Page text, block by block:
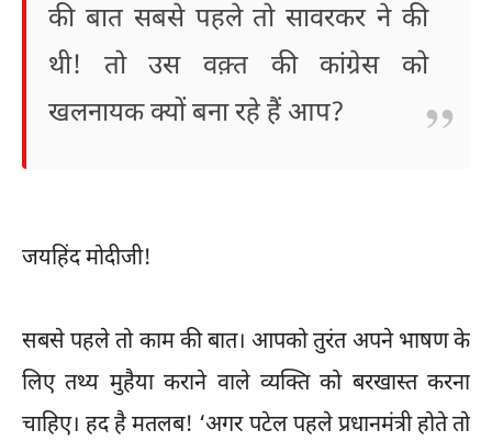
की बात सबसे पहले तो सावरकर ने की
थी! तो उस वक़्त की कांग्रेस को
खलनायक क्यों बना रहे हैं आप?
जयहिंद मोदीजी!
सबसे पहले तो काम की बात। आपको तुरंत अपने भाषण के
लिए तथ्य मुहैया कराने वाले व्यक्ति को बरखास्त करना
चाहिए। हद है मतलब! ‘अगर पटेल पहले प्रधानमंत्री होते तो